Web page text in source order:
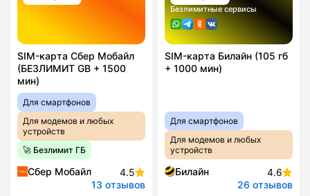
SIM-карта Сбер Мобайл
(БЕЗЛИМИТ GB + 1500
мин)
Для смартфонов
Для модемов и любых
устройств
🚀 Безлимит ГБ
Сбер Мобайл
4.5
13 отзывов
Безлимитные сервисы
SIM-карта Билайн (105 гб
+ 1000 мин)
Для смартфонов
Для модемов и любых
устройств
Билайн
4.6
26 отзывов